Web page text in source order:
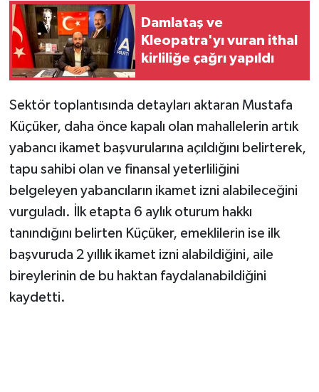
Damlataş ve
Kleopatra'yı vuran ithal
kirliliğe çağrı yapıldı
Sektör toplantısında detayları aktaran Mustafa
Küçüker, daha önce kapalı olan mahallelerin artık
yabancı ikamet başvurularına açıldığını belirterek,
tapu sahibi olan ve finansal yeterliliğini
belgeleyen yabancıların ikamet izni alabileceğini
vurguladı. İlk etapta 6 aylık oturum hakkı
tanındığını belirten Küçüker, emeklilerin ise ilk
başvuruda 2 yıllık ikamet izni alabildiğini, aile
bireylerinin de bu haktan faydalanabildiğini
kaydetti.